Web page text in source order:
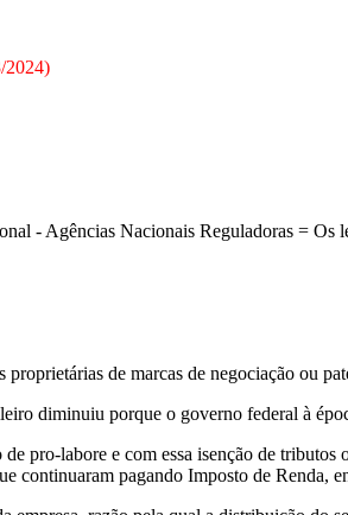
2024)
- Agências Nacionais Reguladoras =
de marcas de negociação ou
diminuiu porque o governo federal à
pro-labore e com essa isenção de
continuaram pagando Imposto de Renda,